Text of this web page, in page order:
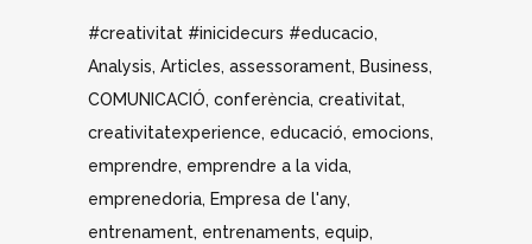
#creativitat #inicidecurs #educacio
Analysis Articles assessorament Business
COMUNICACIÓ conferència creativitat
creativitatexperience educació emocions
emprendre emprendre a la vida
emprenedoria Empresa de l'any
entrenament entrenaments equip